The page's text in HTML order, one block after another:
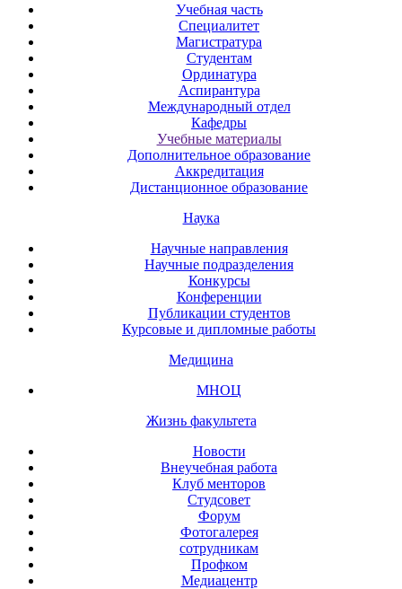
Учебная часть
Специалитет
Магистратура
Студентам
Ординатура
Аспирантура
Международный отдел
Кафедры
Учебные материалы
Дополнительное образование
Аккредитация
Дистанционное образование
Наука
Научные направления
Научные подразделения
Конкурсы
Конференции
Публикации студентов
Курсовые и дипломные работы
Медицина
МНОЦ
Жизнь факультета
Новости
Внеучебная работа
Клуб менторов
Студсовет
Форум
Фотогалерея
сотрудникам
Профком
Медиацентр